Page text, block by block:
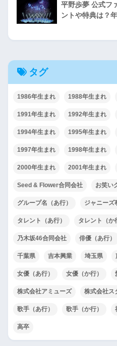
平野歩夢 公式フ
ントや特典は？
タグ
1986年生まれ 1988年生まれ
1991年生まれ 1992年生まれ
1994年生まれ 1995年生まれ
1997年生まれ 1998年生まれ
2000年生まれ 2001年生まれ
Seed & Flower合同会社 お笑い
グループ名（あ行） ジャニーズ
タレント（あ行） タレント（か
乃木坂46合同会社 俳優（あ行）
千葉県 吉本興業 埼玉県
女優（あ行） 女優（か行）
株式会社アミューズ 株式会社ス
歌手（あ行） 歌手（か行）
高卒